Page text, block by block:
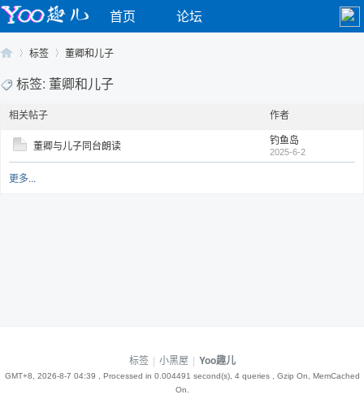
首页 论坛
Yo›
标签 董卿和儿子
标签: 董卿和儿子
相关帖子 作者
董卿与儿子同台朗读 钓鱼岛
2025-6-2
更多...
标签 | 小黑屋 | Yoo趣儿
GMT+8, 2026-8-7 04:39 , Processed in 0.004491 second(s), 4 queries , Gzip On, MemCached
On.